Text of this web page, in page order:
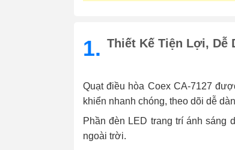
1. Thiết Kế Tiện Lợi, Dễ
Quạt điều hòa Coex CA‑7127
khiển nhanh chóng, theo dõi dễ
Phần đèn LED trang trí ánh sáng
ngoài trời.